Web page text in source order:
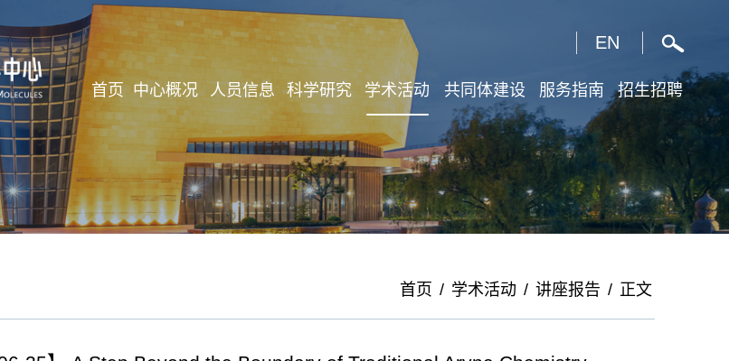
X
EN
首页 中心概况 人员信息 科学研究 学术活动 共同体建设 服务指南 招生招聘
首页 / 学术活动 / 讲座报告 / 正文